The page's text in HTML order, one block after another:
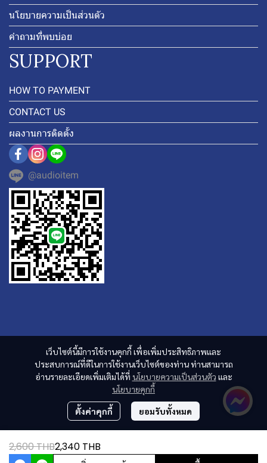
2,600 THB2,340 THB
เว็บไซต์นี้มีการใช้งานคุกกี้ เพื่อเพิ่มประสิทธิภาพและ
ประสบการณ์ที่ดีในการใช้งานเว็บไซต์ของท่าน ท่านสามารถ
อ่านรายละเอียดเพิ่มเติมได้ที่ นโยบายความเป็นส่วนตัว และ
นโยบายคุกกี้
ตั้งค่าคุกกี้ ยอมรับทั้งหมด
นโยบายความเป็นส่วนตัว
คำถามที่พบบ่อย
SUPPORT
HOW TO PAYMENT
CONTACT US
ผลงานการติดตั้ง
@audioitem